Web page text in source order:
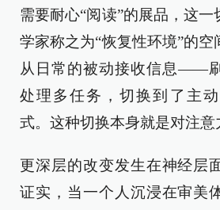
需要耐心“阅读”的展品，这
学家称之为“恢复性环境”的
从日常的被动接收信息——
处理多任务，切换到了主
式。这种切换本身就是对注意
更深层的改变发生在神经层
证实，当一个人沉浸在审美